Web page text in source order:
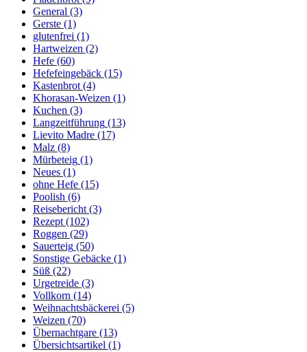
General (3)
Gerste (1)
glutenfrei (1)
Hartweizen (2)
Hefe (60)
Hefefeingebäck (15)
Kastenbrot (4)
Khorasan-Weizen (1)
Kuchen (3)
Langzeitführung (13)
Lievito Madre (17)
Malz (8)
Mürbeteig (1)
Neues (1)
ohne Hefe (15)
Poolish (6)
Reisebericht (3)
Rezept (102)
Roggen (29)
Sauerteig (50)
Sonstige Gebäcke (1)
Süß (22)
Urgetreide (3)
Vollkorn (14)
Weihnachtsbäckerei (5)
Weizen (70)
Übernachtgare (13)
Übersichtsartikel (1)